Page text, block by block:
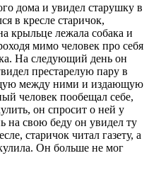
дома и увидел старушку в
в кресле старичок,
крыльце лежала собака и
мимо человек про себя
На следующий день он
престарелую пару в
между ними и издающую
человек пообещал себе,
он спросит о ней у
на свою беду он увидел ту
старичок читал газету, а
Он больше не мог